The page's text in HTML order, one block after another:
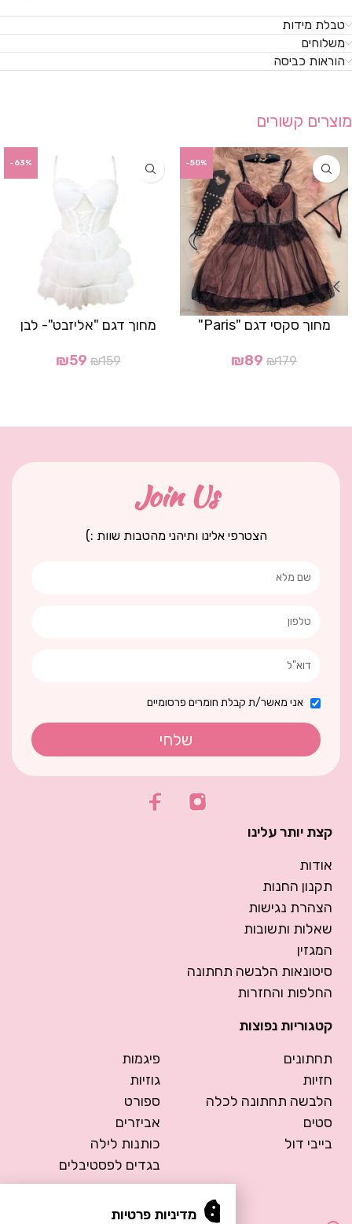
טבלת מידות
משלוחים
הוראות כביסה
מוצרים קשורים
-50%
מחוך סקסי דגם "Paris"
₪179
₪89
-63%
מחוך דגם "אליזבט"- לבן
₪159
₪59
Join Us
הצטרפי אלינו ותיהני מהטבות שוות :)
אני מאשר/ת קבלת חומרים פרסומיים
שלחי
קצת יותר עלינו
אודות
תקנון החנות
הצהרת נגישות
שאלות ותשובות
המגזין
סיטונאות הלבשה תחתונה
החלפות והחזרות
קטגוריות נפוצות
תחתונים
חזיות
הלבשה תחתונה לכלה
סטים
בייבי דול
פיגמות
גוזיות
ספורט
אביזרים
כותנות לילה
בגדים לפסטיבלים
מדיניות פרטיות